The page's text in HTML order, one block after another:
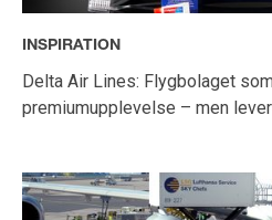
INSPIRATION
Delta Air Lines: Flygbolaget
premiumupplevelse – men